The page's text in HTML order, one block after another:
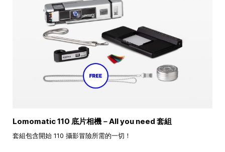
Lomomatic 110 底片相機－All you need 套組
套組包含開始 110 攝影冒險所需的一切！